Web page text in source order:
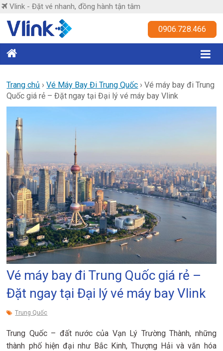
Skip
content
Vlink - Đặt vé nhanh, đồng hành tận tâm
Vlink
nhanh,
đồng
hành
tận
tâm
0906.728.466
Trang chủ ›Vé Máy Bay Đi Trung Quốc ›Vé máy bay đi Trung
Quốc giá rẻ – Đặt ngay tại Đại lý vé máy bay Vlink
Vé máy bay đi Trung Quốc giá rẻ –
Đặt ngay tại Đại lý vé máy bay Vlink
Trung Quốc
Trung Quốc – đất nước của Vạn Lý Trường Thành, những
thành phố hiện đại như Bắc Kinh, Thượng Hải và văn hóa